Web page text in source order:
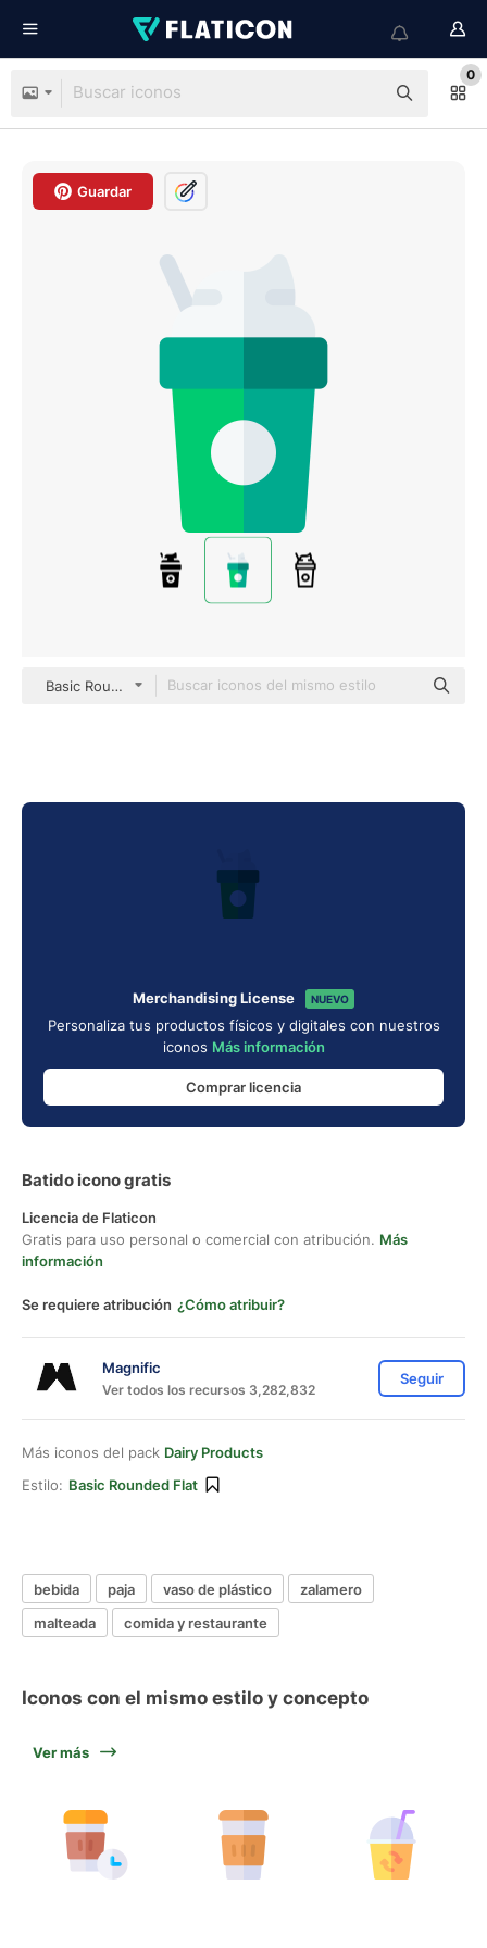
0
Guardar
Basic Rounded Flat
Merchandising License NUEVO
Personaliza tus productos físicos y digitales con nuestros
iconos Más información
Comprar licencia
Batido icono gratis
Licencia de Flaticon
Gratis para uso personal o comercial con atribución. Más
información
Se requiere atribución ¿Cómo atribuir?
Magnific
Ver todos los recursos 3,282,832
Seguir
Más iconos del pack Dairy Products
Estilo: Basic Rounded Flat
bebida paja vaso de plástico
zalamero
malteada
comida y restaurante
Iconos con el mismo estilo y concepto
Ver más